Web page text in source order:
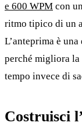
e 600 WPM con
ritmo tipico di un
L’anteprima è
perché migliora la
tempo invece di
Costruisci